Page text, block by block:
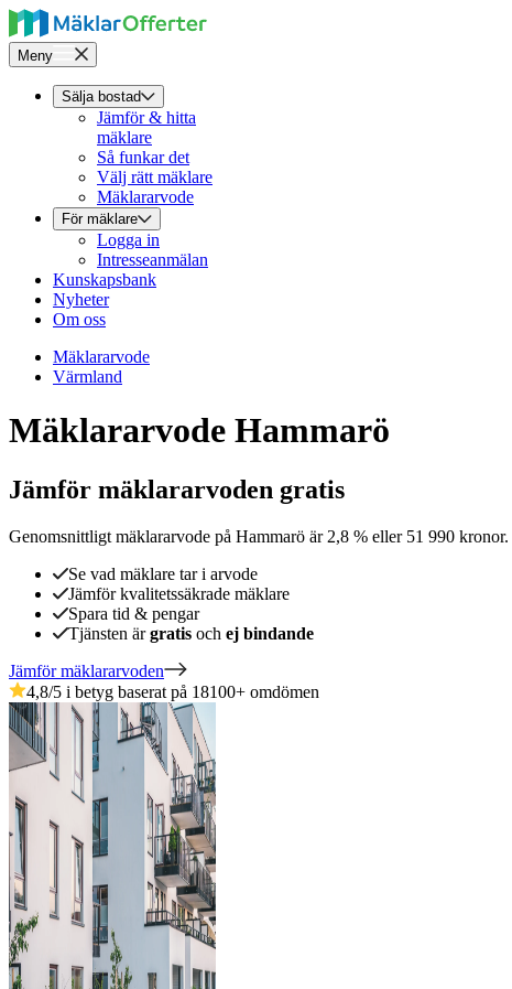
Meny
Sälja bostad
Jämför & hitta
mäklare
Så funkar det
Välj rätt mäklare
Mäklararvode
För mäklare
Logga in
Intresseanmälan
Kunskapsbank
Nyheter
Om oss
Mäklararvode
Värmland
Mäklararvode Hammarö
Jämför mäklararvoden gratis
Genomsnittligt mäklararvode på Hammarö är 2,8 % eller 51 990 kronor.
Se vad mäklare tar i arvode
Jämför kvalitetssäkrade mäklare
Spara tid & pengar
Tjänsten ärgratis och ej bindande
Jämför mäklararvoden
4,8/5 i betyg baserat på 18100+ omdömen